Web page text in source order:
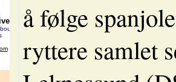
å følge
ryttere samlet